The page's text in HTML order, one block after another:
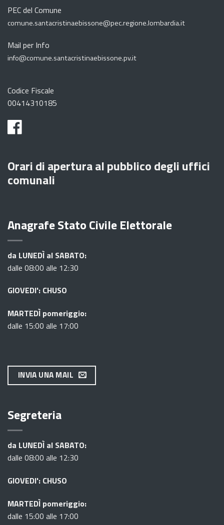
PEC del Comune
comune.santacristinaebissone@pec.regione.lombardia.it
Mail per Info
info@comune.santacristinaebissone.pv.it
Codice Fiscale
00414310185
Orari di apertura al pubblico degli uffici
comunali
Anagrafe Stato Civile Elettorale
da LUNEDÌ al SABATO:
dalle 08:00 alle 12:30
GIOVEDI': CHUSO
MARTEDÌ pomeriggio:
dalle 15:00 alle 17:00
INVIA UNA MAIL
Segreteria
da LUNEDÌ al SABATO:
dalle 08:00 alle 12:30
GIOVEDI': CHUSO
MARTEDÌ pomeriggio:
dalle 15:00 alle 17:00